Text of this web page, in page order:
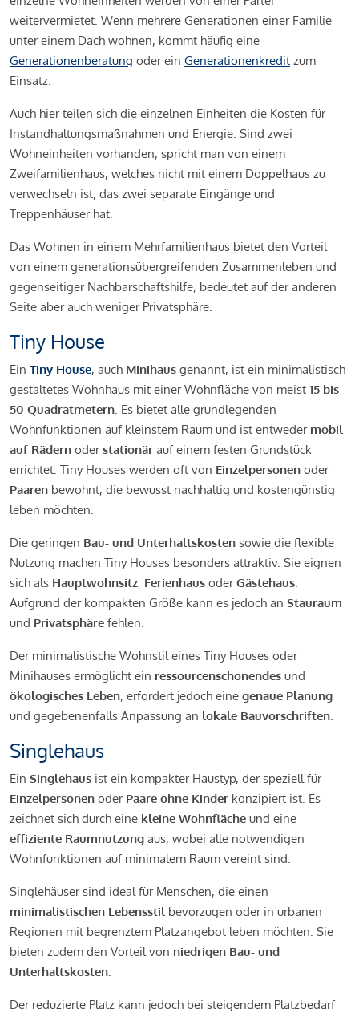
weitervermietet. Wenn mehrere Generationen einer Familie
unter einem Dach wohnen, kommt häufig eine
Generationenberatung oder ein Generationenkredit zum
Einsatz.
Auch hier teilen sich die einzelnen Einheiten die Kosten für
Instandhaltungsmaßnahmen und Energie. Sind zwei
Wohneinheiten vorhanden, spricht man von einem
Zweifamilienhaus, welches nicht mit einem Doppelhaus zu
verwechseln ist, das zwei separate Eingänge und
Treppenhäuser hat.
Das Wohnen in einem Mehrfamilienhaus bietet den Vorteil
von einem generationsübergreifenden Zusammenleben und
gegenseitiger Nachbarschaftshilfe, bedeutet auf der anderen
Seite aber auch weniger Privatsphäre.
Tiny House
Ein Tiny House, auch Minihaus genannt, ist ein minimalistisch
gestaltetes Wohnhaus mit einer Wohnfläche von meist 15 bis
50 Quadratmetern . Es bietet alle grundlegenden
Wohnfunktionen auf kleinstem Raum und ist entweder mobil
auf Rädern oderstationär auf einem festen Grundstück
errichtet. Tiny Houses werden oft von Einzelpersonen oder
Paaren bewohnt, die bewusst nachhaltig und kostengünstig
leben möchten.
Die geringen Bau- und Unterhaltskosten sowie die flexible
Nutzung machen Tiny Houses besonders attraktiv. Sie eignen
sich als Hauptwohnsitz, Ferienhaus oderGästehaus
Aufgrund der kompakten Größe kann es jedoch an Stauraum
und Privatsphäre fehlen.
Der minimalistische Wohnstil eines Tiny Houses oder
Minihauses ermöglicht ein ressourcenschonendes und
ökologisches Leben, erfordert jedoch eine genaue Planung
und gegebenenfalls Anpassung an lokale Bauvorschriften
Singlehaus
Ein Singlehaus ist ein kompakter Haustyp, der speziell für
Einzelpersonen oder Paare ohne Kinder konzipiert ist. Es
zeichnet sich durch eine kleine Wohnfläche und eine
effiziente Raumnutzung aus, wobei alle notwendigen
Wohnfunktionen auf minimalem Raum vereint sind.
Singlehäuser sind ideal für Menschen, die einen
minimalistischen Lebensstil bevorzugen oder in urbanen
Regionen mit begrenztem Platzangebot leben möchten. Sie
bieten zudem den Vorteil von niedrigen Bau- und
Unterhaltskosten
Der reduzierte Platz kann jedoch bei steigendem Platzbedarf